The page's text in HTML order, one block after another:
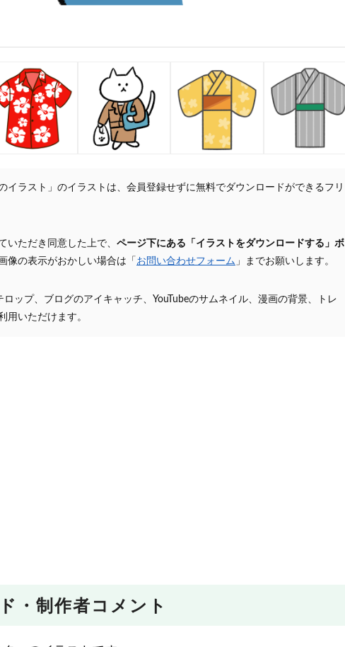
イラスト」のイラストは、会員登録せずに無料でダウンロードができるフリ
いただき同意した上で、 ページ下にある「イラストをダウンロードする」ボ
像の表示がおかしい場合は「 お問い合わせフォーム 」までお願いします。
ップ、ブログのアイキャッチ、YouTubeのサムネイル、漫画の背景、トレ
用いただけます。
・制作者コメント